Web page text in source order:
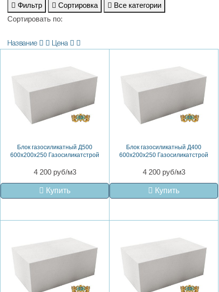
Фильтр Сортировка
Все категории
Сортировать по:
Название Цена
Блок газосиликатный Д500
600х200х250 Газосиликатстрой
4 200 руб/м3
Купить
Блок газосиликатный Д400
600х200х250 Газосиликатстрой
4 200 руб/м3
Купить